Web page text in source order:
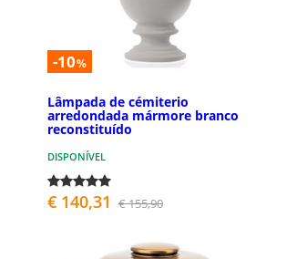
-10%
Lâmpada de cémiterio
arredondada mármore branco
reconstituído
DISPONÍVEL
€ 140,31 € 155,90